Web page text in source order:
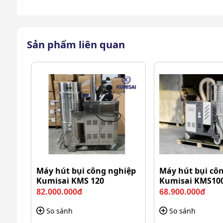
Sản phẩm liên quan
Máy hút bụi công nghiệp
Kumisai KMS 120
82.000.000đ
So sánh
Máy hút bụi
Kumisai
68.900.000đ
So sánh